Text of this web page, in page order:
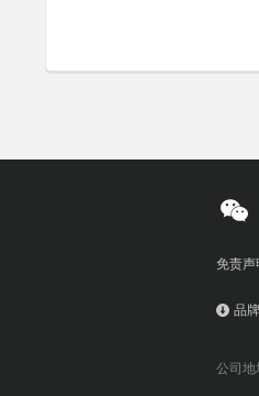
免责声
品
公司地